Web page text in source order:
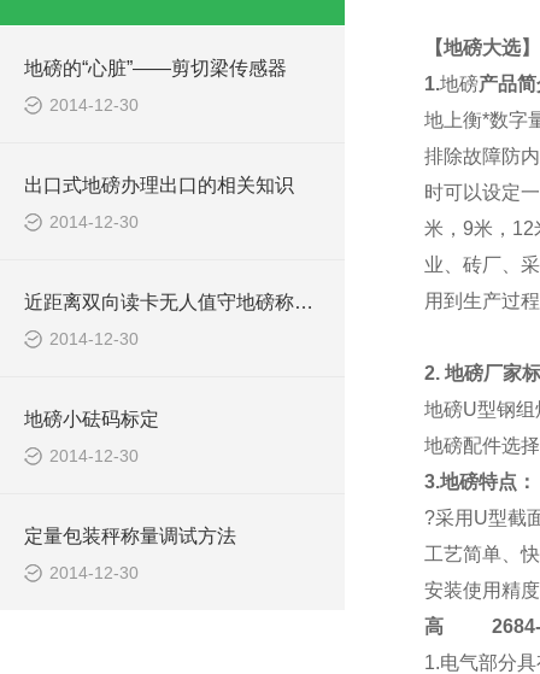
地磅的“心脏”——剪切梁传感器
2014-12-30
出口式地磅办理出口的相关知识
2014-12-30
近距离双向读卡无人值守地磅称重系统报价清单
2014-12-30
地磅小砝码标定
2014-12-30
定量包装秤称量调试方法
2014-12-30
【地磅大选
1.地磅产品
地上衡*数字
排除故障防
时可以设定
米，9米，12
业、砖厂、
用到生产过
2. 地磅厂家
地磅U型钢组
地磅配件选
3.地磅特点：
?采用U型截
工艺简单、
安装使用精
高2684-
1.电气部分